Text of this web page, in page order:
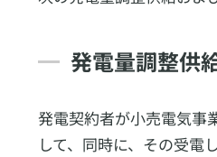
発電量調整供
発電契約者が小売電気事
して、同時に、その受電